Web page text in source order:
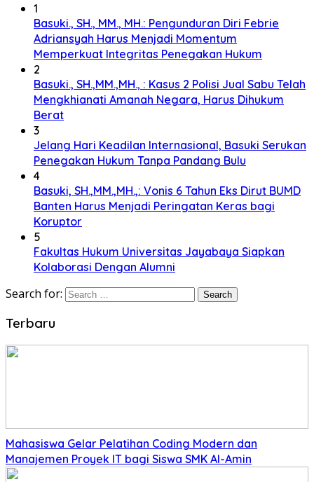
1
Basuki., SH., MM., MH.: Pengunduran Diri Febrie
Adriansyah Harus Menjadi Momentum
Memperkuat Integritas Penegakan Hukum
2
Basuki., SH.,MM.,MH., : Kasus 2 Polisi Jual Sabu Telah
Mengkhianati Amanah Negara, Harus Dihukum
Berat
3
Jelang Hari Keadilan Internasional, Basuki Serukan
Penegakan Hukum Tanpa Pandang Bulu
4
Basuki, SH.,MM.,MH.,: Vonis 6 Tahun Eks Dirut BUMD
Banten Harus Menjadi Peringatan Keras bagi
Koruptor
5
Fakultas Hukum Universitas Jayabaya Siapkan
Kolaborasi Dengan Alumni
Search for:
Terbaru
Mahasiswa Gelar Pelatihan Coding Modern dan
Manajemen Proyek IT bagi Siswa SMK Al-Amin